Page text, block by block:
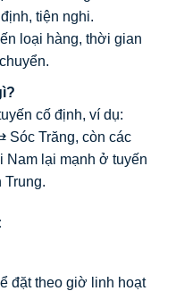
tiện nghi.
loại hàng, thời gian
cố định, ví dụ:
Sóc Trăng, còn các
Nam lại mạnh ở tuyến
Trung.
đặt theo giờ linh hoạt